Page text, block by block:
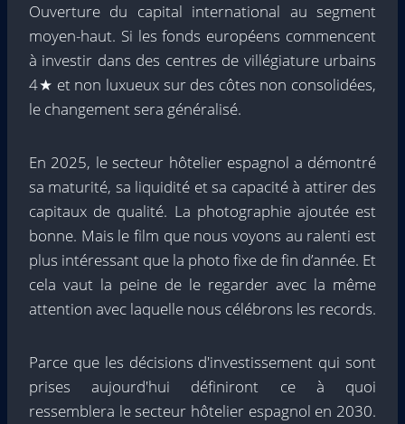
Ouverture du capital international au segment
moyen-haut. Si les fonds européens commencent
à investir dans des centres de villégiature urbains
4★ et non luxueux sur des côtes non consolidées,
le changement sera généralisé.
En 2025, le secteur hôtelier espagnol a démontré
sa maturité, sa liquidité et sa capacité à attirer des
capitaux de qualité. La photographie ajoutée est
bonne. Mais le film que nous voyons au ralenti est
plus intéressant que la photo fixe de fin d’année. Et
cela vaut la peine de le regarder avec la même
attention avec laquelle nous célébrons les records.
Parce que les décisions d'investissement qui sont
prises aujourd'hui définiront ce à quoi
ressemblera le secteur hôtelier espagnol en 2030.